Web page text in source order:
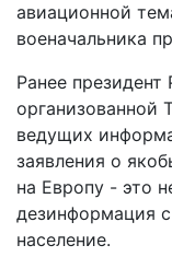
авиационной
военачальника
Ранее
организованной
ведущих
заявления о
на Европу - это
дезинформация
население.